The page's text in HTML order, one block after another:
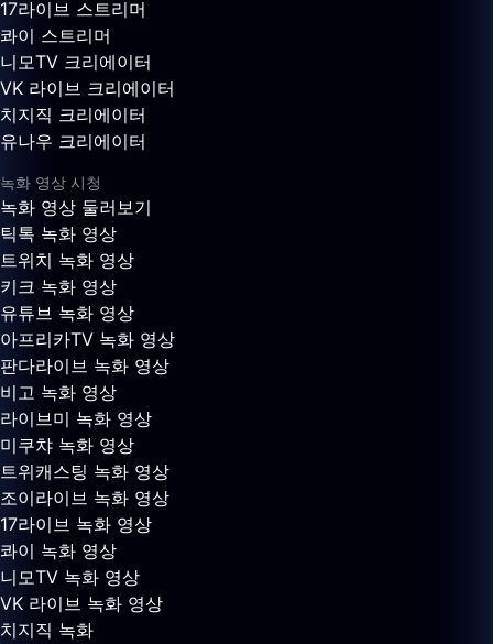
17라이브 스트리머
콰이 스트리머
니모TV 크리에이터
VK 라이브 크리에이터
치지직 크리에이터
유나우 크리에이터
녹화 영상 시청
녹화 영상 둘러보기
틱톡 녹화 영상
트위치 녹화 영상
키크 녹화 영상
유튜브 녹화 영상
아프리카TV 녹화 영상
판다라이브 녹화 영상
비고 녹화 영상
라이브미 녹화 영상
미쿠챠 녹화 영상
트위캐스팅 녹화 영상
조이라이브 녹화 영상
17라이브 녹화 영상
콰이 녹화 영상
니모TV 녹화 영상
VK 라이브 녹화 영상
치지직 녹화